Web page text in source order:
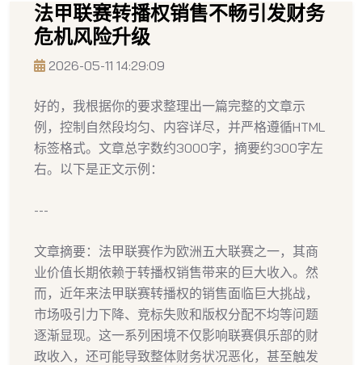
法甲联赛转播权销售不畅引发财务
危机风险升级
2026-05-11 14:29:09
好的，我根据你的要求整理出一篇完整的文章示
例，控制自然段均匀、内容详尽，并严格遵循HTML
标签格式。文章总字数约3000字，摘要约300字左
右。以下是正文示例：
---
文章摘要：法甲联赛作为欧洲五大联赛之一，其商
业价值长期依赖于转播权销售带来的巨大收入。然
而，近年来法甲联赛转播权的销售面临巨大挑战，
市场吸引力下降、竞标失败和版权分配不均等问题
逐渐显现。这一系列困境不仅影响联赛俱乐部的财
政收入，还可能导致整体财务状况恶化，甚至触发